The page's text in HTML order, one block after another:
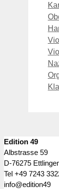
Edition 49
Albstrasse 59
D-76275
Tel +49 7243
info@edition49